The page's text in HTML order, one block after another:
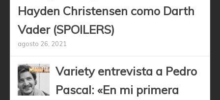
Hayden Christensen como Darth
Vader (SPOILERS)
agosto 26, 2021
Variety entrevista a Pedro
Pascal: «En mi primera